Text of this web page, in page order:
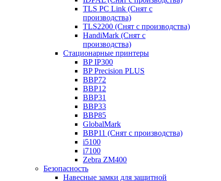
TLS PC Link (Снят с
производства)
TLS2200 (Снят с производства)
HandiMark (Снят с
производства)
Стационарные принтеры
BP IP300
BP Precision PLUS
BBP72
BBP12
BBP31
BBP33
BBP85
GlobalMark
BBP11 (Снят с производства)
i5100
i7100
Zebra ZM400
Безопасность
Навесные замки для защитной